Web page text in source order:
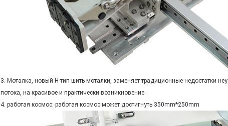
3. Моталка, новый Н тип шить моталки, заменяет традиционные недостатки
потока, на красивое и практически возникновение.
4. работая космос: работая космос может достигнуть 350mm*250mm